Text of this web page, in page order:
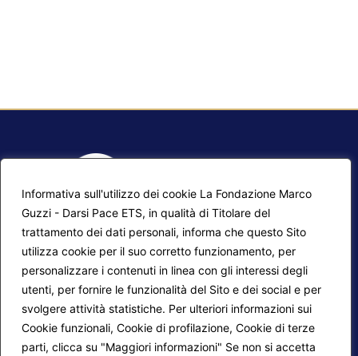
Informativa sull'utilizzo dei cookie La Fondazione Marco
Guzzi - Darsi Pace ETS, in qualità di Titolare del
trattamento dei dati personali, informa che questo Sito
utilizza cookie per il suo corretto funzionamento, per
personalizzare i contenuti in linea con gli interessi degli
utenti, per fornire le funzionalità del Sito e dei social e per
svolgere attività statistiche. Per ulteriori informazioni sui
Cookie funzionali, Cookie di profilazione, Cookie di terze
parti, clicca su "Maggiori informazioni" Se non si accetta
Mappa del sito
Progetti Darsi Pace
Login redattori
Calendario corsi
Privacy Policy
Cookie Policy